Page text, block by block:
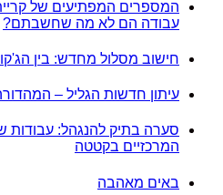
עבודה הם לא מה שחשבתם?
חישוב מסלול מחדש: בין
עיתון חדשות הגליל – המהדורה
סערה בתיק להנגהל: עבודות
המרכזיים בקטטה
באים מאהבה